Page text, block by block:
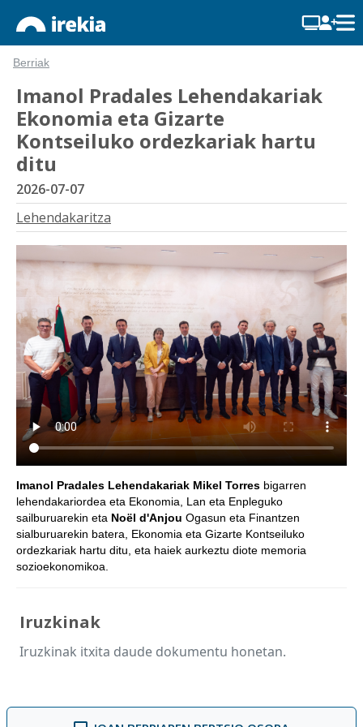
Berriak
Imanol Pradales Lehendakariak
Ekonomia eta Gizarte
Kontseiluko ordezkariak hartu
ditu
2026-07-07
Lehendakaritza
Imanol Pradales Lehendakariak Mikel Torres bigarren
lehendakariordea eta Ekonomia, Lan eta Enpleguko
sailburuarekin eta Noël d'Anjou Ogasun eta Finantzen
sialburuarekin batera, Ekonomia eta Gizarte Kontseiluko
ordezkariak hartu ditu, eta haiek aurkeztu diote memoria
sozioekonomikoa.
Iruzkinak
Iruzkinak itxita daude dokumentu honetan.